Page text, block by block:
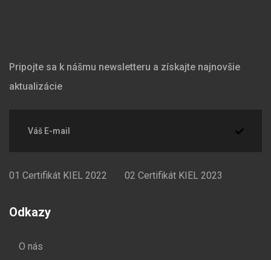
Pripojte sa k nášmu newsletteru a získajte najnovšie
aktualizácie
01 Certifikát KIEL 2022 02 Certifikát KIEL 2023
Odkazy
O nás